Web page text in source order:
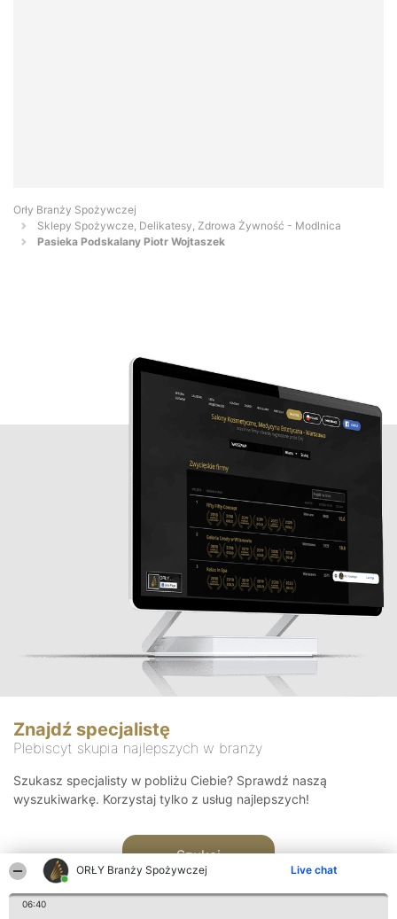
ORŁY Branży Spożywczej Live chat
06:40
Orły Branży Spożywczej
Sklepy Spożywcze, Delikatesy, Zdrowa Żywność - Modlnica
Pasieka Podskalany Piotr Wojtaszek
Znajdź specjalistę
Plebiscyt skupia najlepszych w branży
Szukasz specjalisty w pobliżu Ciebie? Sprawdź naszą
wyszukiwarkę. Korzystaj tylko z usług najlepszych!
Szukaj